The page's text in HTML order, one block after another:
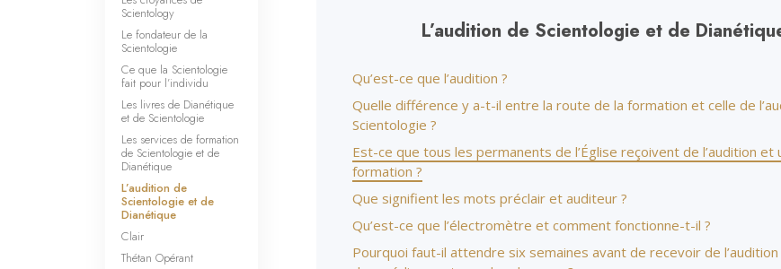
Qu’est-ce que la grandeur ?
L’audition de Scientologie et de
Qu’est-ce que l’audition ?
Quelle différence y a-t-il entre la route de la formation et celle de
Scientologie ?
Est-ce que tous les permanents de l’Église reçoivent de l’audition et
formation ?
Que signifient les mots préclair et auditeur ?
Qu’est-ce que l’électromètre et comment fonctionne-t-il ?
Pourquoi faut-il attendre six semaines avant de recevoir de l’audition
Scientology
Le fondateur de la
Scientologie
Ce que la Scientologie
fait pour l’individu
Les livres de Dianétique
et de Scientologie
Les services de formation
de Scientologie et de
Dianétique
L’audition de
Scientologie et de
Dianétique
Clair
Thétan Opérant